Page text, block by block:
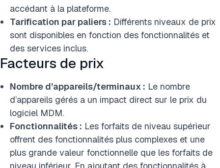
accédant à la plateforme.
Tarification par paliers : Différents niveaux de prix
sont disponibles en fonction des fonctionnalités et
des services inclus.
Facteurs de prix
Nombre d’appareils/terminaux : Le nombre
d’appareils gérés a un impact direct sur le prix du
logiciel MDM.
Fonctionnalités : Les forfaits de niveau supérieur
offrent des fonctionnalités plus complexes et une
plus grande valeur fonctionnelle que les forfaits de